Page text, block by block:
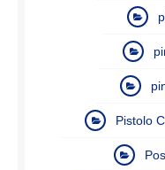
Pistolo